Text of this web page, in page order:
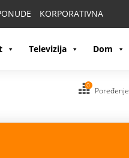
KORPORATIVNA
Televizija Dom
0
Poređenje